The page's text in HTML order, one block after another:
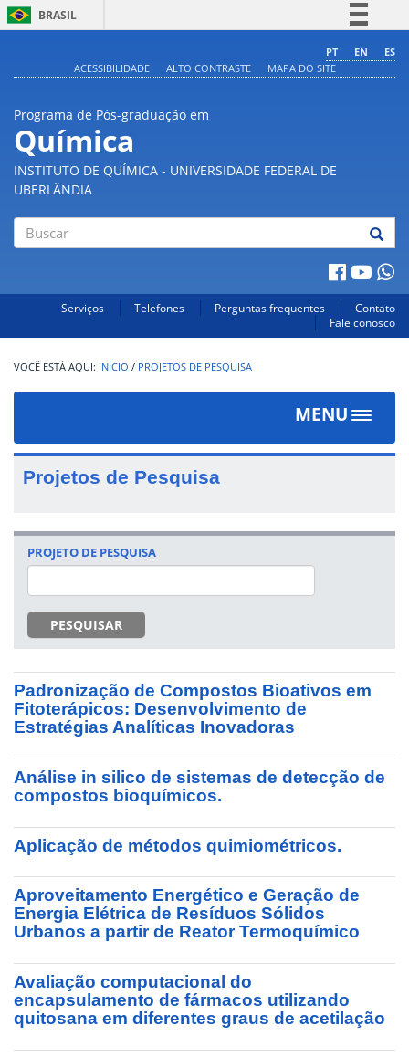
BRASIL
Comunica BR
PT EN
ES
ACESSIBILIDADE
ALTO CONTRASTE MAPA DO SITE
Programa de Pós-graduação em
Química
INSTITUTO DE QUÍMICA - UNIVERSIDADE FEDERAL DE
UBERLÂNDIA
Serviços Telefones Perguntas frequentes
Contato
Fale conosco
INÍCIO / PROJETOS DE PESQUISA
MENU
Toggle
Projetos de Pesquisa
PROJETO DE PESQUISA
PESQUISAR
Padronização de Compostos Bioativos em
Fitoterápicos: Desenvolvimento de
Estratégias Analíticas Inovadoras
Análise in silico de sistemas de detecção de
compostos bioquímicos.
Aplicação de métodos quimiométricos.
Aproveitamento Energético e Geração de
Energia Elétrica de Resíduos Sólidos
Urbanos a partir de Reator Termoquímico
Avaliação computacional do
encapsulamento de fármacos utilizando
quitosana em diferentes graus de acetilação